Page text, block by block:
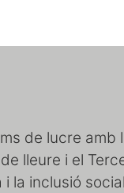
de lucre amb
lleure i el
la inclusió